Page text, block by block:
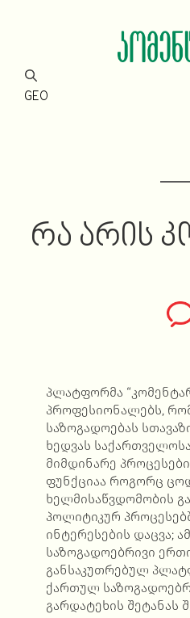
GEO
ᲠᲐ ᲐᲠᲘᲡ
პლატფორმა
პროფესიონალებს,
საზოგადოებას
ხედვას
მიმდინარე
ფუნქციაა როგორც
ხელმისაწვდომობის
პოლიტიკურ
ინტერესების დაცვა;
საზოგადოებრივი
განსაკუთრებულ
ქართულ
გარდატეხის შეტანას